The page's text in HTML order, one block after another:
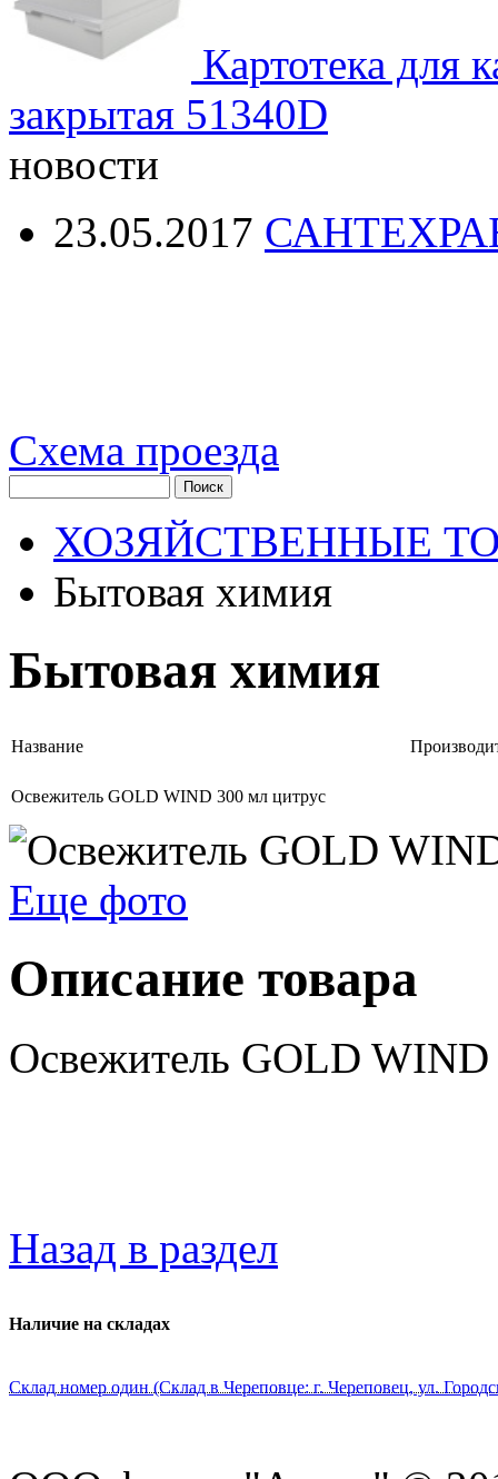
Картотека для
закрытая 51340D
новости
23.05.2017
Схема проезда
ХОЗЯЙСТВЕННЫЕ
Бытовая химия
Бытовая химия
Название
Освежитель GOLD WIND 300 мл цитрус
Еще фото
Описание товара
Освежитель GOLD
Назад в раздел
Наличие на складах
Склад номер один (Склад в Череповце: г. Череповец, ул.